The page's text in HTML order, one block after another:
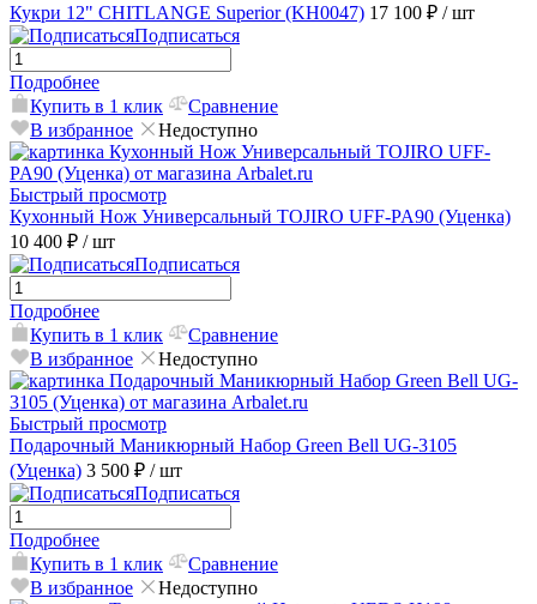
Кукри 12" CHITLANGE Superior (KH0047) 17 100 ₽ / шт
Подписаться
Подробнее
Купить в 1 клик
Сравнение
В избранное
Недоступно
Быстрый просмотр
Кухонный Нож Универсальный TOJIRO UFF-PA90 (Уценка)
10 400 ₽ / шт
Подписаться
Подробнее
Купить в 1 клик
Сравнение
В избранное
Недоступно
Быстрый просмотр
Подарочный Маникюрный Набор Green Bell UG-3105
(Уценка) 3 500 ₽ / шт
Подписаться
Подробнее
Купить в 1 клик
Сравнение
В избранное
Недоступно